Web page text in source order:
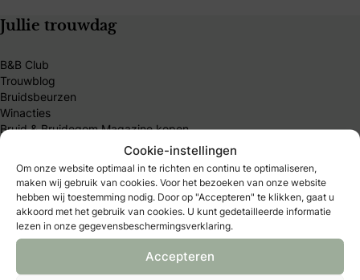
Cookie-instellingen
Om onze website optimaal in te richten en continu te optimaliseren,
maken wij gebruik van cookies. Voor het bezoeken van onze website
hebben wij toestemming nodig. Door op "Accepteren" te klikken, gaat u
akkoord met het gebruik van cookies. U kunt gedetailleerde informatie
lezen in onze gegevensbeschermingsverklaring.
Accepteren
Jullie trouwdag
B&B Club
Trouwblog
Bruidsbeurzen
Winacties
Bruid & Bruidegom Magazine kopen
Deel jouw bruiloft of styled shoot
Home
Meest gelezen artikelen
Wat is ondertrouw?
Welke soorten trouwjurken zijn er?